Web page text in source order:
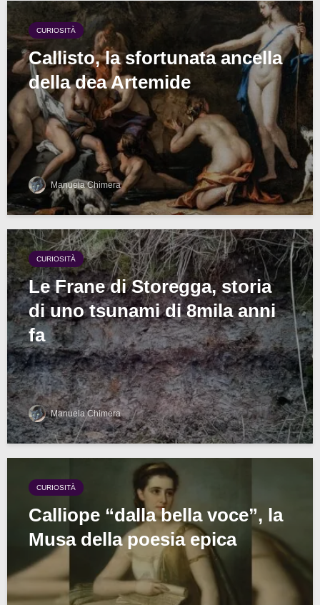
CURIOSITÀ
Callisto, la sfortunata ancella
della dea Artemide
Manuela Chimera
CURIOSITÀ
Le Frane di Storegga, storia
di uno tsunami di 8mila anni
fa
Manuela Chimera
CURIOSITÀ
Calliope “dalla bella voce”, la
Musa della poesia epica